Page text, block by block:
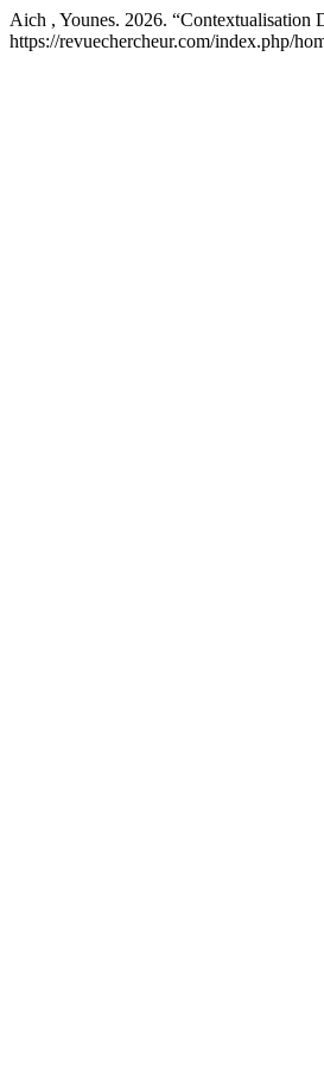
Aich , Younes. 2026. “Contextualisation
https://revuechercheur.com/index.php/